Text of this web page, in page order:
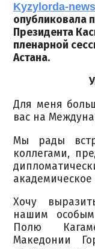
Kyzylorda-
опубликовала
Президента
пленарной
Астана.
Для меня
вас на
Мы рады
коллегами,
Хочу
нашим
Полю
Македонии